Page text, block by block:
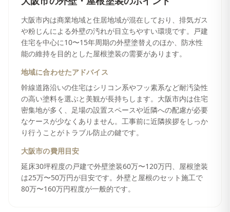
大阪市内は商業地域と住居地域が混在しており、排気ガス
や粉じんによる外壁の汚れが目立ちやすい環境です。戸建
住宅を中心に10〜15年周期の外壁塗替えのほか、防水性
能の維持を目的とした屋根塗装の需要があります。
地域に合わせたアドバイス
幹線道路沿いの住宅はシリコン系やフッ素系など耐汚染性
の高い塗料を選ぶと美観が長持ちします。大阪市内は住宅
密集地が多く、足場の設置スペースや近隣への配慮が必要
なケースが少なくありません。工事前に近隣挨拶をしっか
り行うことがトラブル防止の鍵です。
大阪市の費用目安
延床30坪程度の戸建で外壁塗装60万〜120万円、屋根塗装
は25万〜50万円が目安です。外壁と屋根のセット施工で
80万〜160万円程度が一般的です。